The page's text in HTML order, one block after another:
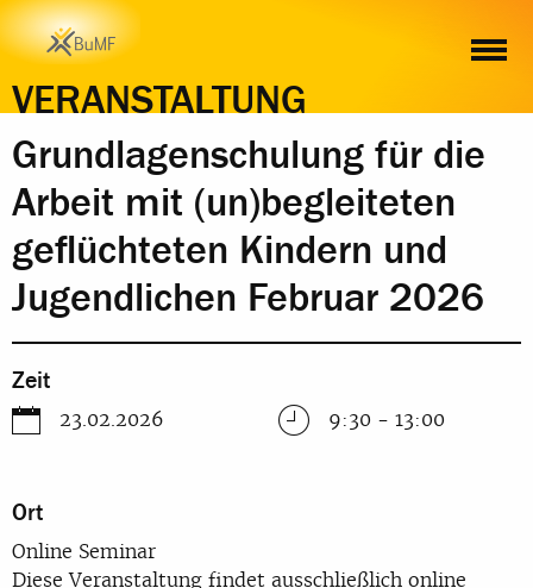
VERANSTALTUNG
ZEIT ORT
Grundlagenschulung für die
Arbeit mit (un)begleiteten
geflüchteten Kindern und
Jugendlichen Februar 2026
Zeit
23.02.2026 9:30 - 13:00
Ort
Online Seminar
Diese Veranstaltung findet ausschließlich online